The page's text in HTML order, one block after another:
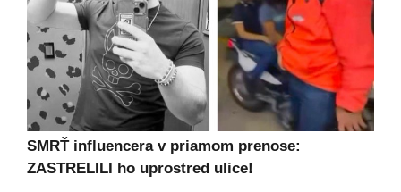
SMRŤ influencera v priamom prenose:
ZASTRELILI ho uprostred ulice!